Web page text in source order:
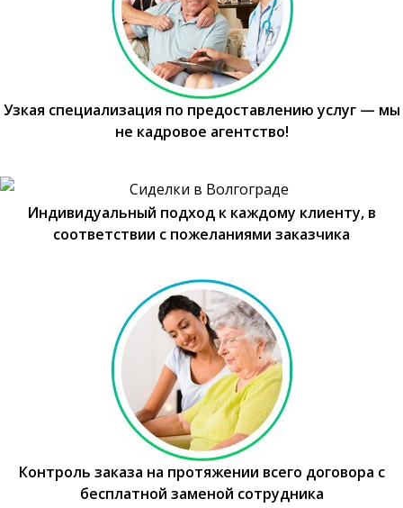
Узкая специализация по предоставлению услуг — мы
не кадровое агентство!
Индивидуальный подход к каждому клиенту, в
соответствии с пожеланиями заказчика
Контроль заказа на протяжении всего договора с
бесплатной заменой сотрудника